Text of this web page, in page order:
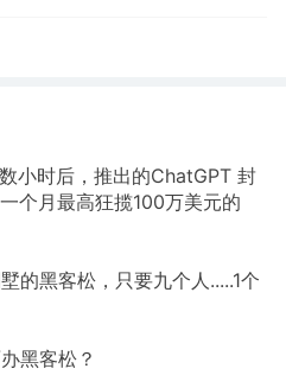
小时后，推出的ChatGPT 封
个月最高狂揽100万美元的
的黑客松，只要九个人.....1个
黑客松？